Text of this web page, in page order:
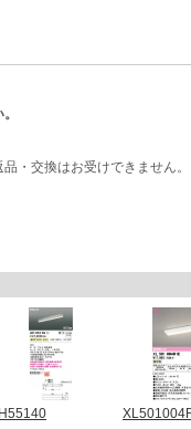
・交換はお受けできません。